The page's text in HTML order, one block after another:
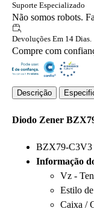
Suporte Especializado
Não somos robots.
Devoluções Em 14 Dias.
Compre com
Descrição
Diodo Zener
BZX79-C3V3
Informação
Vz -
Estilo
Caixa /